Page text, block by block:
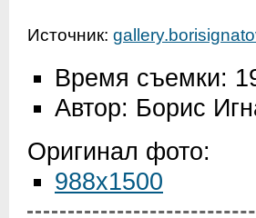
Источник:
Время съемки:
Автор: Борис
Оригинал фото:
988x1500